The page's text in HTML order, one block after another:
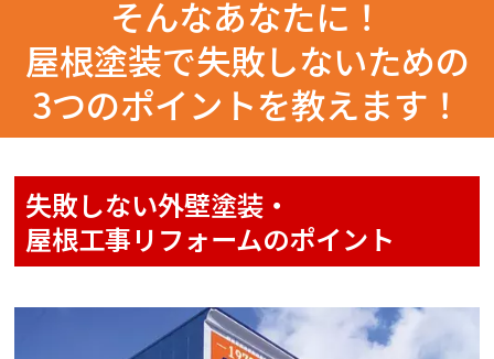
そんなあなたに！
屋根塗装で失敗しないための
3つのポイントを教えます！
失敗しない外壁塗装・
屋根工事リフォームのポイント